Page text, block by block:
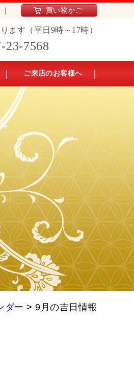
買い物かご
ます（平日9時～17時）
23-7568
ご来店のお客様へ
ダー >9月の吉日情報